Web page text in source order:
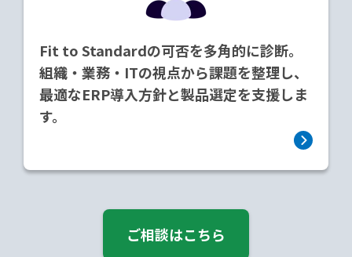
Fit to Standardの可否を多角的に診断。
組織・業務・ITの視点から課題を整理し、
最適なERP導入方針と製品選定を支援しま
す。
ご相談はこちら